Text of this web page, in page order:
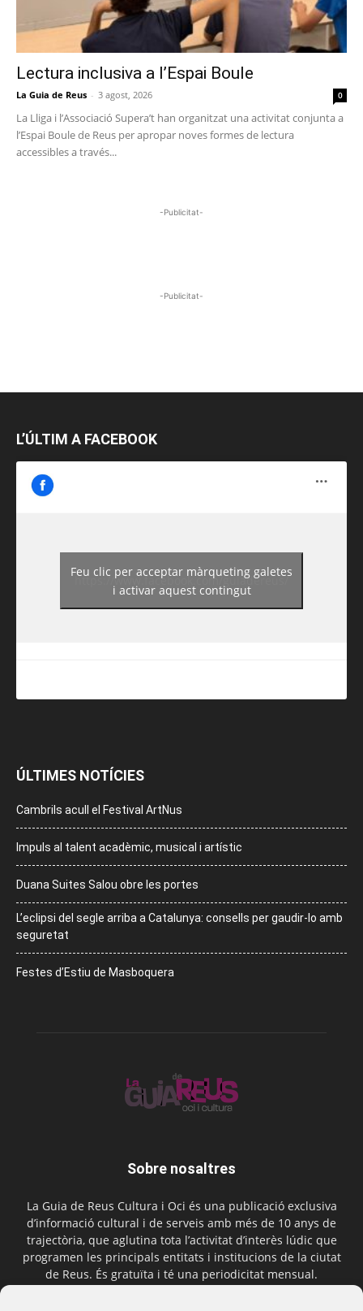
Lectura inclusiva a l’Espai Boule
La Guia de Reus - 3 agost, 2026 0
La Lliga i l’Associació Supera’t han organitzat una activitat conjunta a
l’Espai Boule de Reus per apropar noves formes de lectura
accessibles a través...
-Publicitat-
-Publicitat-
L’ÚLTIM A FACEBOOK
https://www.facebook.com/guiadereus/
Feu clic per acceptar màrqueting galetes
i activar aquest contingut
ÚLTIMES NOTÍCIES
Cambrils acull el Festival ArtNus
Impuls al talent acadèmic, musical i artístic
Duana Suites Salou obre les portes
L’eclipsi del segle arriba a Catalunya: consells per gaudir-lo amb
seguretat
Festes d’Estiu de Masboquera
Sobre nosaltres
La Guia de Reus Cultura i Oci és una publicació exclusiva
d’informació cultural i de serveis amb més de 10 anys de
trajectòria, que aglutina tota l’activitat d’interès lúdic que
programen les principals entitats i institucions de la ciutat
de Reus. És gratuïta i té una periodicitat mensual.